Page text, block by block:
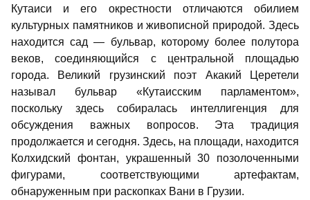
Кутаиси и его окрестности отличаются обилием
культурных памятников и живописной природой. Здесь
находится сад — бульвар, которому более полутора
веков, соединяющийся с центральной площадью
города. Великий грузинский поэт Акакий Церетели
называл бульвар «Кутаисским парламентом»,
поскольку здесь собиралась интеллигенция для
обсуждения важных вопросов. Эта традиция
продолжается и сегодня. Здесь, на площади, находится
Колхидский фонтан, украшенный 30 позолоченными
фигурами, соответствующими артефактам,
обнаруженным при раскопках Вани в Грузии.